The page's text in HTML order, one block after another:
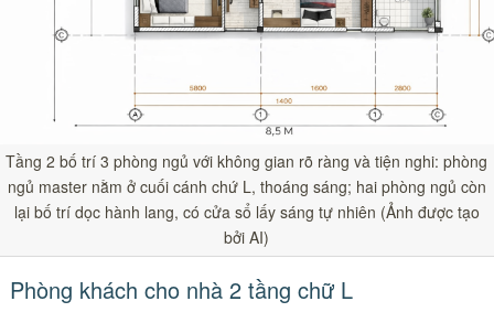
Tầng 2 bố trí 3 phòng ngủ với không gian rõ ràng và tiện nghi: phòng
ngủ master nằm ở cuối cánh chứ L, thoáng sáng; hai phòng ngủ còn
lại bố trí dọc hành lang, có cửa sổ lấy sáng tự nhiên (Ảnh được tạo
bởi AI)
Phòng khách cho nhà 2 tầng chữ L